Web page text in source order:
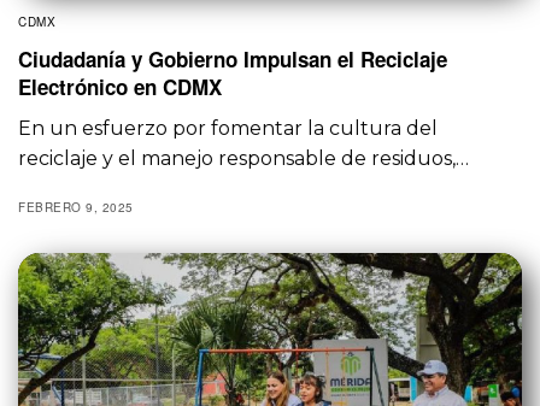
CDMX
Ciudadanía y Gobierno Impulsan el Reciclaje
Electrónico en CDMX
En un esfuerzo por fomentar la cultura del
reciclaje y el manejo responsable de residuos,…
FEBRERO 9, 2025